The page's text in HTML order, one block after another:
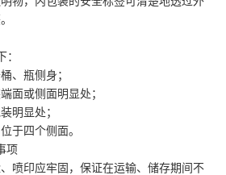
、瓶侧身；
面或侧面明显处；
明显处；
于四个侧面。
项
喷印应牢固，保证在运输、储存期间不